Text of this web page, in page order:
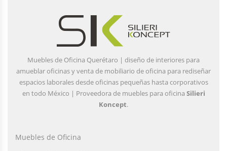
Muebles de Oficina Querétaro | diseño de interiores para
amueblar oficinas y venta de mobiliario de oficina para rediseñar
espacios laborales desde oficinas pequeñas hasta corporativos
en todo México | Proveedora de muebles para oficina Silieri
Koncept.
Muebles de Oficina